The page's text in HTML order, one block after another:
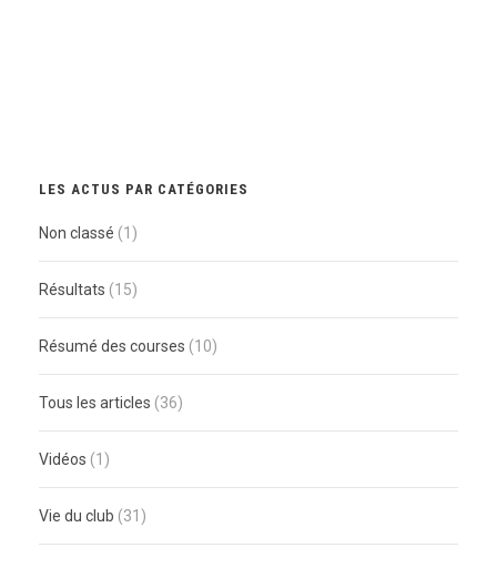
LES ACTUS PAR CATÉGORIES
Non classé (1)
Résultats (15)
Résumé des courses (10)
Tous les articles (36)
Vidéos (1)
Vie du club (31)